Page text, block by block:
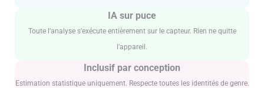
IA sur puce
Toute l’analyse s’exécute entièrement sur le capteur. Rien ne quitte
l’appareil.
Inclusif par conception
Estimation statistique uniquement. Respecte toutes les identités de genre.